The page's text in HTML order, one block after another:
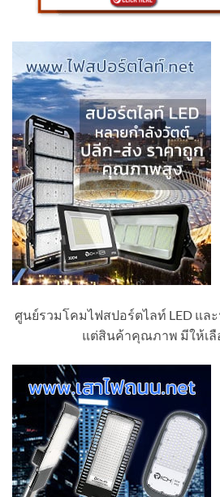
ศูนย์รวมโคมไฟสปอร์ตไลท์ LED แล
แต่สินค้าคุณภาพ มีให้เ